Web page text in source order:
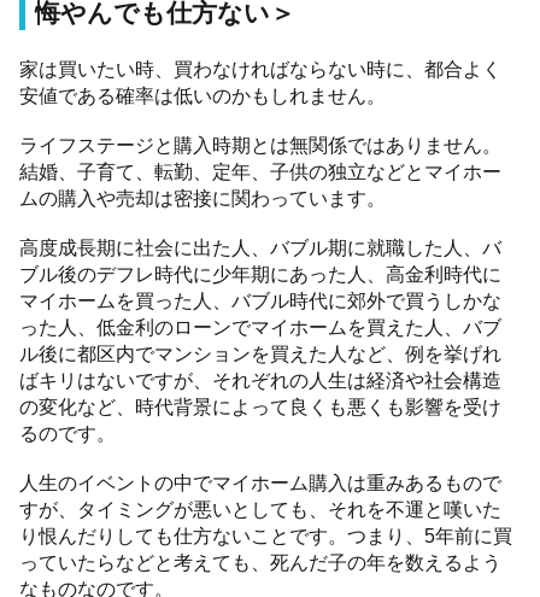
悔やんでも仕方ない＞
家は買いたい時、買わなければならない時に、都合よく
安値である確率は低いのかもしれません。
ライフステージと購入時期とは無関係ではありません。
結婚、子育て、転勤、定年、子供の独立などとマイホー
ムの購入や売却は密接に関わっています。
高度成長期に社会に出た人、バブル期に就職した人、バ
ブル後のデフレ時代に少年期にあった人、高金利時代に
マイホームを買った人、バブル時代に郊外で買うしかな
った人、低金利のローンでマイホームを買えた人、バブ
ル後に都区内でマンションを買えた人など、例を挙げれ
ばキリはないですが、それぞれの人生は経済や社会構造
の変化など、時代背景によって良くも悪くも影響を受け
るのです。
人生のイベントの中でマイホーム購入は重みあるもので
すが、タイミングが悪いとしても、それを不運と嘆いた
り恨んだりしても仕方ないことです。つまり、5年前に買
っていたらなどと考えても、死んだ子の年を数えるよう
なものなのです。